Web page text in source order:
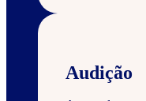
Audição